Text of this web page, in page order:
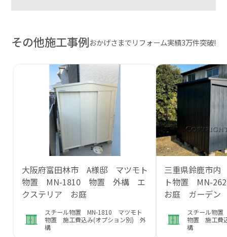
その他施工事例おかげさまでリフォーム実績3万件突破!
大阪府富田林市 A様邸 マツモト
物置 MN-1810 物置 外構 エ
クステリア お庭
スチール物置 MN-1810 マツモト
物置 施工費込み(オプション別) 外
構
三重県鈴鹿市
ト物置 MN-
お庭 ガーデン
スチール物
物置 施工費
構